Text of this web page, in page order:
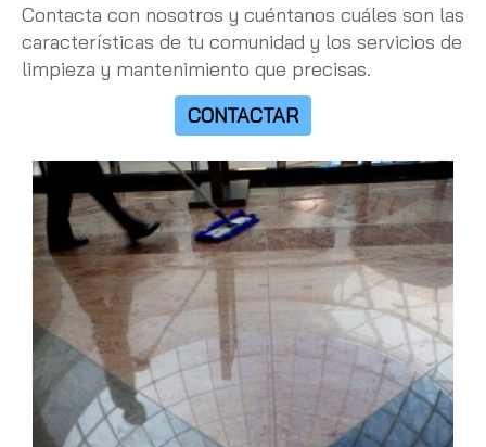
Contacta con nosotros y cuéntanos cuáles son las
características de tu comunidad y los servicios de
limpieza y mantenimiento que precisas.
CONTACTAR